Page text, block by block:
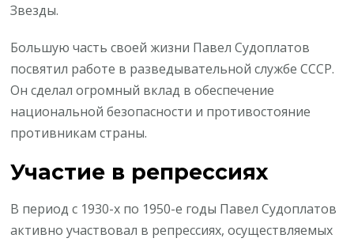
Звезды.
Большую часть своей жизни Павел Судоплатов
посвятил работе в разведывательной службе СССР.
Он сделал огромный вклад в обеспечение
национальной безопасности и противостояние
противникам страны.
Участие в репрессиях
В период с 1930-х по 1950-е годы Павел Судоплатов
активно участвовал в репрессиях, осуществляемых